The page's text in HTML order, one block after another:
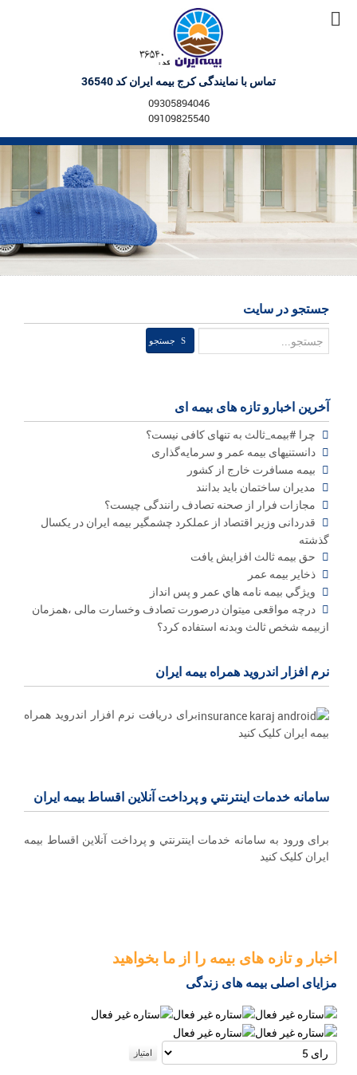
تماس با نمایندگی کرج بیمه ایران کد 36540
09305894046
09109825540
جستجو در سایت
جستجوجستجو
آخرین اخبارو تازه های بیمه ای
چرا #بیمه_ثالث به تنهای کافی نیست؟
دانستنیهای بیمه عمر و سرمایه‌گذاری
بیمه مسافرت خارج از کشور
مدیران ساختمان باید بدانند
مجازات فرار از صحنه تصادف رانندگی چیست؟
قدردانی وزیر اقتصاد از عملکرد چشمگیر بیمه ایران در یکسال
گذشته
حق بیمه ثالث افزایش یافت
ذخاير بيمه عمر
ويژگي بيمه نامه هاي عمر و پس انداز
درچه مواقعی میتوان درصورت تصادف وخسارت مالی ،همزمان
ازبیمه شخص ثالث وبدنه استفاده کرد؟
نرم افزار اندروید همراه بیمه ایران
برای دریافت نرم افزار اندروید همراه
بیمه ایران کلیک کنید
سامانه خدمات اينترنتي و پرداخت آنلاین اقساط بيمه ايران
برای ورود به سامانه خدمات اينترنتي و پرداخت آنلاین اقساط بيمه
ايران کلیک کنید
اخبار و تازه های بیمه را از ما بخواهید
مزایای اصلی بیمه های زندگی
لطفا
رای